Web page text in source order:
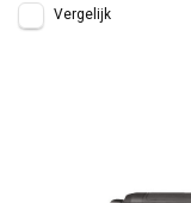
Vergelijk